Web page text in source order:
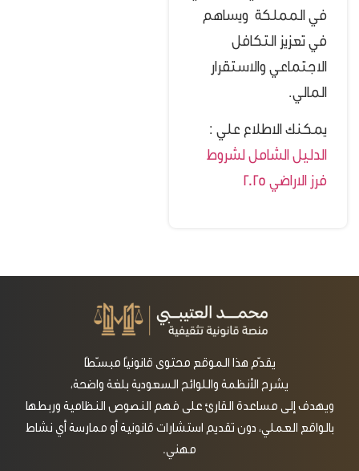
في المملكة ويساهم
في تعزيز التكافل
الاجتماعي والاستقرار
المالي.
يمكنك الاطلاع علي :
الدليل الشامل لشروط
فرز الاراضي 2025
يقدّم هذا الموقع محتوى قانونيًا مبسّطًا
يشرح الأنظمة واللوائح السعودية بلغة واضحة،
ويهدف إلى مساعدة القارئ على فهم النصوص النظامية وربطها
بالواقع العملي، دون تقديم استشارات قانونية أو ممارسة أي نشاط
مهني.